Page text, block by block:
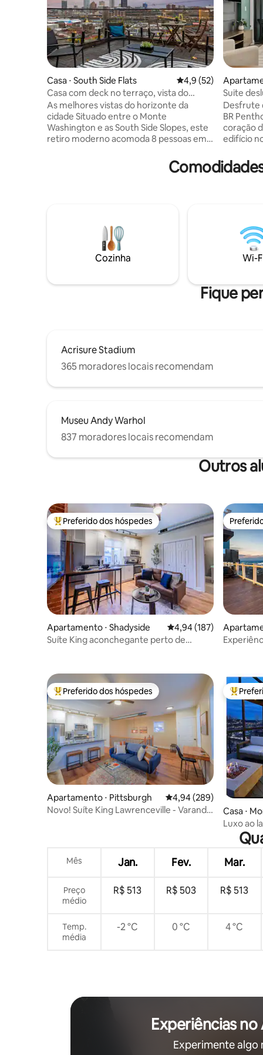
Casa ⋅ South Side Flats 4,9 de uma
4,9 (52)
Casa com deck no terraço, vista do
horizonte, acomoda 8
As melhores vistas do horizonte da
cidade Situado entre o Monte
Washington e as South Side Slopes, este
retiro moderno acomoda 8 pessoas em 3
terraço com vista para o horizonte.
Relaxe na sala de estar de conceito
parar de falar. 4 camas queen, 3
banheiros completos Wi-Fi rápido e
espaço de trabalho dedicado Deck no
terraço e pátio dos fundos Bar de café
gratuito
Suite
e terraço
Desfrute
BR
coração
edifício
opções
mais
na cobertura) Máquina de
roupa⭐
Cozinha Wi-
Fique
Acrisure Stadium
365 moradores locais recomendam
Museu Andy Warhol
837 moradores locais recomendam
Outros
Entre os melhores preferidos dos hóspedes
Preferido dos hóspedes
Apartamento ⋅ Shadyside 4,94 de uma avaliação
4,94 (187)
Suíte King aconchegante perto de
n
Entre os melhores preferidos dos hóspedes
Preferido dos hóspedes
Apartamento ⋅ Pittsburgh 4,94 de uma avaliação
4,94 (289)
Novo! Suíte King Lawrenceville - Varanda
Entre
Casa ⋅
Luxo ao
Mês Jan. Fev. Mar.
Preço
médio
R$ 513 R$ 503 R$ 513
Temp.
média
-2 °C 0 °C 4 °C
Experiências
Experimente algo